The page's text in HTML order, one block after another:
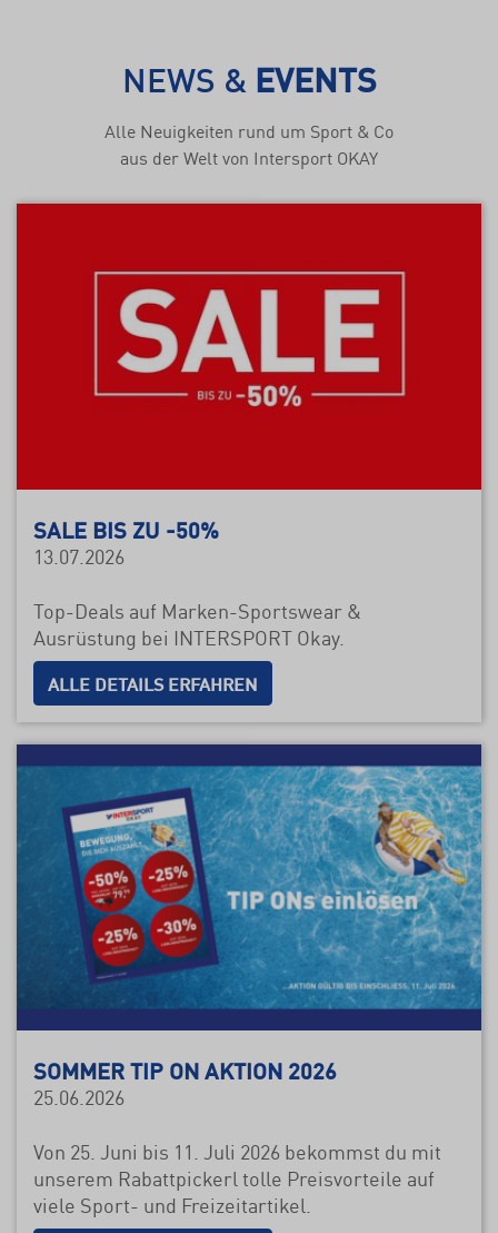
NEWS & EVENTS
Alle Neuigkeiten rund um Sport & Co
aus der Welt von Intersport OKAY
SALE BIS ZU -50%
13.07.2026
Top-Deals auf Marken-Sportswear &
Ausrüstung bei INTERSPORT Okay.
ALLE DETAILS ERFAHREN
SOMMER TIP ON AKTION 2026
25.06.2026
Von 25. Juni bis 11. Juli 2026 bekommst du mit
unserem Rabattpickerl tolle Preisvorteile auf
viele Sport- und Freizeitartikel.